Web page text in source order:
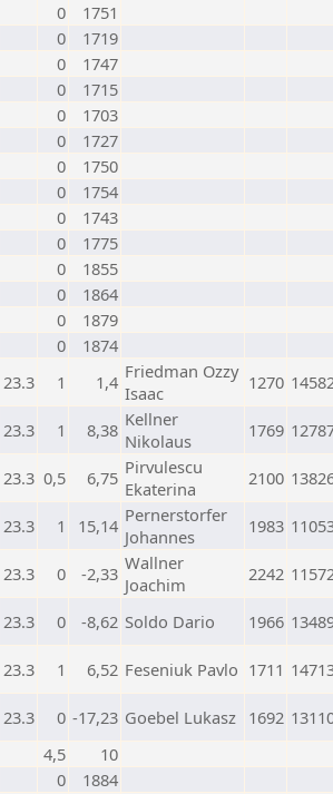
0
1751
0
1719
0
1747
0
1715
0
1703
0
1727
0
1750
0
1754
0
1743
0
1775
0
1855
0
1864
0
1879
0
1874
23.3 1 1,4 Friedman Ozzy
Isaac
1270
23.3 1 8,38 Kellner
Nikolaus
1769
23.3 0,5 6,75 Pirvulescu
Ekaterina
2100
23.3 1 15,14 Pernerstorfer
Johannes
1983
23.3 0 -2,33 Wallner
Joachim
2242
23.3 0 -8,62 Soldo Dario 1966
23.3 1 6,52 Feseniuk Pavlo 1711
23.3 0 -17,23 Goebel Lukasz 1692
4,5
10
0 1884